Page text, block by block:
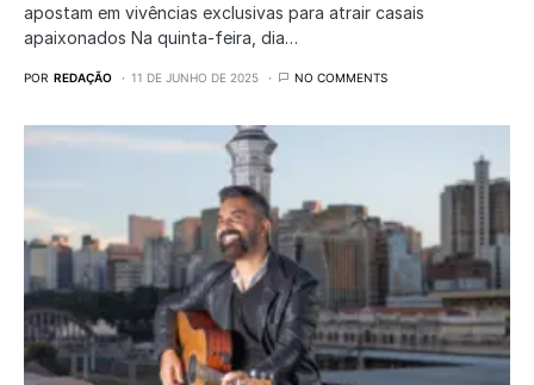
apostam em vivências exclusivas para atrair casais
apaixonados Na quinta-feira, dia…
POR REDAÇÃO 11 DE JUNHO DE 2025 NO COMMENTS